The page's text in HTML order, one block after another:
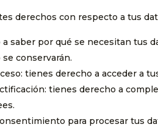
derechos con respecto a tus
saber por qué se necesitan tus
conservarán.
tienes derecho a acceder a
tienes derecho a
para procesar tus